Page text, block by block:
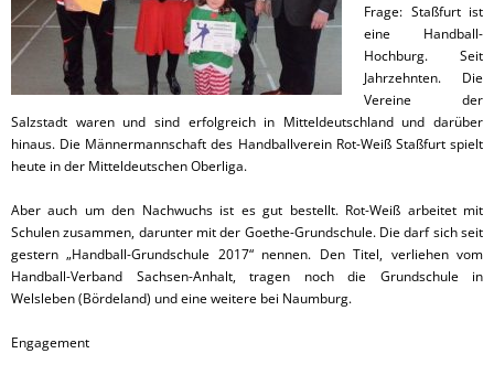
Frage: Staßfurt ist
eine Handball-
Hochburg. Seit
Jahrzehnten. Die
Vereine der
Salzstadt waren und sind erfolgreich in Mitteldeutschland und darüber
hinaus. Die Männermannschaft des Handballverein Rot-Weiß Staßfurt spielt
heute in der Mitteldeutschen Oberliga.
Aber auch um den Nachwuchs ist es gut bestellt. Rot-Weiß arbeitet mit
Schulen zusammen, darunter mit der Goethe-Grundschule. Die darf sich seit
gestern „Handball-Grundschule 2017“ nennen. Den Titel, verliehen vom
Handball-Verband Sachsen-Anhalt, tragen noch die Grundschule in
Welsleben (Bördeland) und eine weitere bei Naumburg.
Engagement